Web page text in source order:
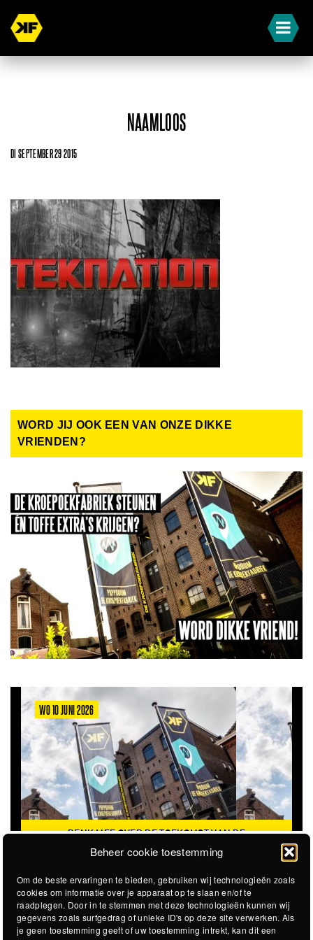
Beheer cookie toestemming
Om de beste ervaringen te bieden, gebruiken wij technologieën zoals
cookies om informatie over je apparaat op te slaan en/of te
raadplegen. Door in te stemmen met deze technologieën kunnen wij
gegevens zoals surfgedrag of unieke ID's op deze site verwerken. Als
je geen toestemming geeft of uw toestemming intrekt, kan dit een
NAAMLOOS
DI SEPTEMBER 29 2015
WORD JIJ OOK EEN VAN ONZE DIKKE
VRIENDEN?
DE TOEKOMST VAN DE
MA 8 JUNI 2026
VACATURE: TRAINEESHIP